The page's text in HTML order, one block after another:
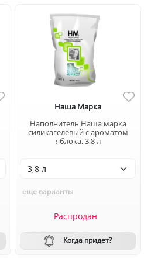
Наша Марка
Наполнитель Наша марка
силикагелевый с ароматом
яблока, 3,8 л
еще варианты
Распродан
Когда придет?